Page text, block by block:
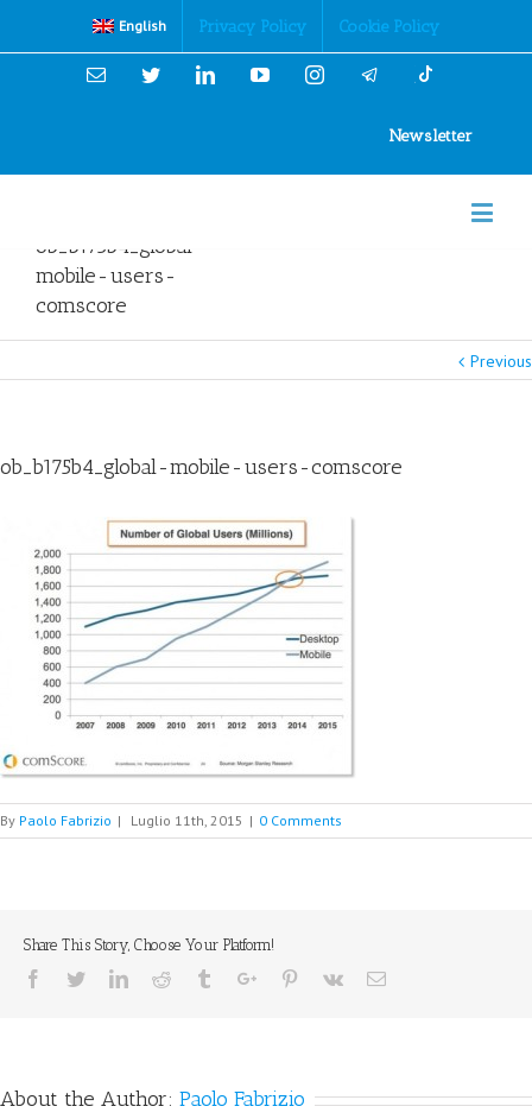
English Privacy Policy Cookie Policy
Email TwitterLinkedinYouTubeInstagram
Newsletter
ob_b175b4_global-
mobile-users-
comscore
Previous
ob_b175b4_global-mobile-users-comscore
By Paolo Fabrizio | Luglio 11th, 2015 | 0 Comments
Share This Story, Choose Your Platform!
Facebook
TwitterLinkedinReddit TumblrGoogle+Pinterest
Vk Email
About the Author: Paolo Fabrizio
Cookies Policy